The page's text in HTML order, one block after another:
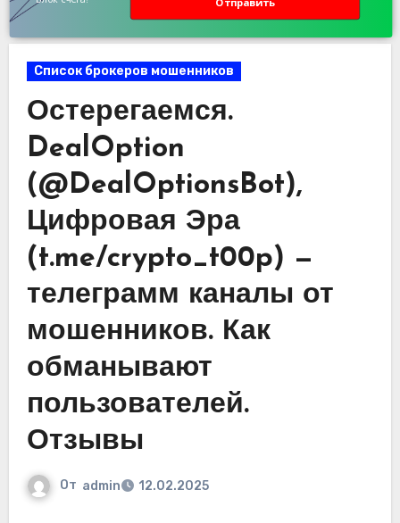
Список брокеров мошенников
Остерегаемся.
DealOption
(@DealOptionsBot),
Цифровая Эра
(t.me/crypto_t00p) —
телеграмм каналы от
мошенников. Как
обманывают
пользователей.
Отзывы
От admin 12.02.2025